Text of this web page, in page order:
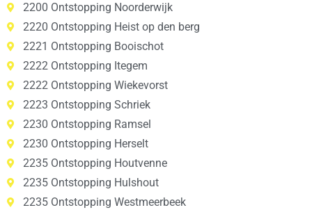
2200 Ontstopping Noorderwijk
2220 Ontstopping Heist op den berg
2221 Ontstopping Booischot
2222 Ontstopping Itegem
2222 Ontstopping Wiekevorst
2223 Ontstopping Schriek
2230 Ontstopping Ramsel
2230 Ontstopping Herselt
2235 Ontstopping Houtvenne
2235 Ontstopping Hulshout
2235 Ontstopping Westmeerbeek